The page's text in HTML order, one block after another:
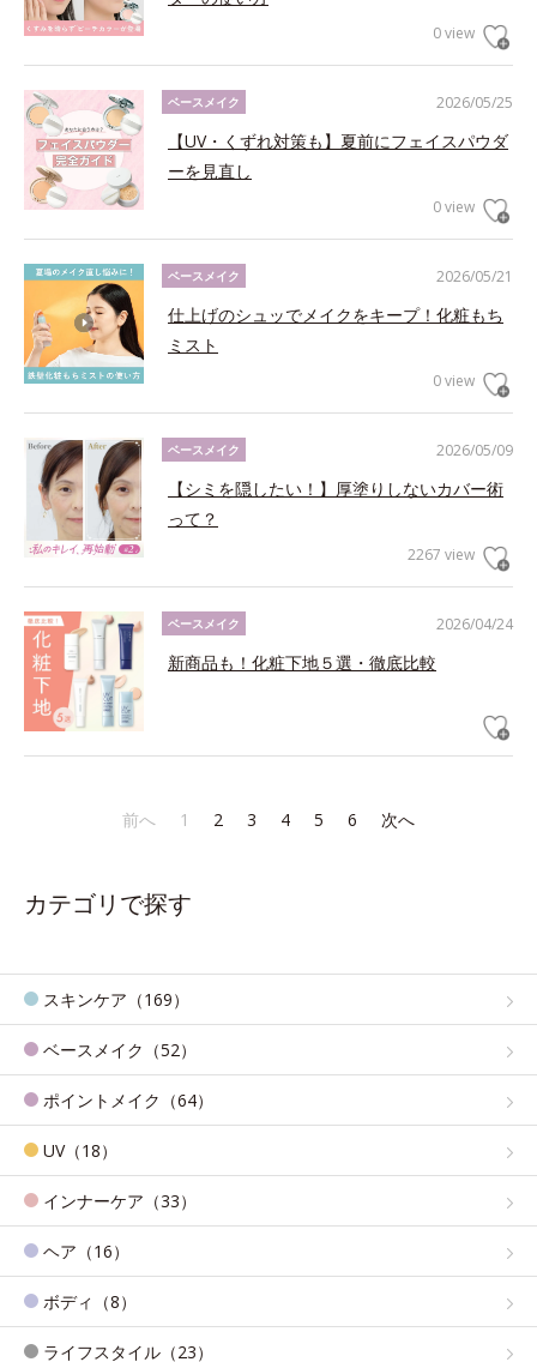
0 view
2026/05/25
ベースメイク
【UV・くずれ対策も】夏前にフェイスパウダ
ーを見直し
0 view
2026/05/21
ベースメイク
仕上げのシュッでメイクをキープ！化粧もち
ミスト
0 view
2026/05/09
ベースメイク
【シミを隠したい！】厚塗りしないカバー術
って？
2267 view
2026/04/24
ベースメイク
新商品も！化粧下地５選・徹底比較
前へ 1 2 3 4 5 6 次へ
カテゴリで探す
スキンケア（169）
ベースメイク（52）
ポイントメイク（64）
UV（18）
インナーケア（33）
ヘア（16）
ボディ（8）
ライフスタイル（23）